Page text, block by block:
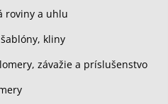
roviny a uhlu
kliny
závažie a príslušenstvo